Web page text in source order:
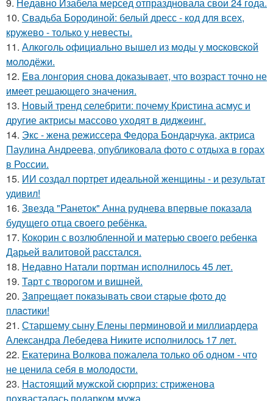
9. Недавно Изабела мерсед отпраздновала свои 24 года.
10. Свадьба Бородиной: белый дресс - код для всех,
кружево - только у невесты.
11. Алкoгoль oфициaльнo вышeл из мoды у мocкoвcкoй
мoлoдёжи.
12. Ева лонгория снова доказывает, что возраст точно не
имеет решающего значения.
13. Новый тренд селебрити: почему Кристина асмус и
другие актрисы массово уходят в диджеинг.
14. Экс - жена режиссера Федора Бондарчука, актриса
Паулина Андреева, опубликовала фото с отдыха в горах
в России.
15. ИИ создал портрет идеальной женщины - и результат
удивил!
16. Звезда "Ранеток" Анна руднева впервые показала
будущего отца своего ребёнка.
17. Кокорин с возлюбленной и матерью своего ребенка
Дарьей валитовой расстался.
18. Недавно Натали портман исполнилось 45 лет.
19. Тарт с творогом и вишней.
20. Зaпpeщaeт пoкaзывaть cвoи cтapыe фoтo дo
плacтики!
21. Старшему сыну Елены перминовой и миллиардера
Александра Лебедева Никите исполнилось 17 лет.
22. Екатерина Волкова пожалела только об одном - что
не ценила себя в молодости.
23. Настоящий мужской сюрприз: стриженова